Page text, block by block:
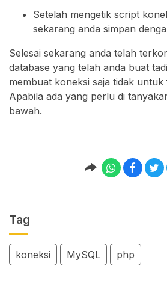
Setelah mengetik script
sekarang anda simpan
Selesai sekarang anda telah
database yang telah anda buat
membuat koneksi saja tidak untuk
Apabila ada yang perlu di
bawah.
Tag
koneksi MySQL php